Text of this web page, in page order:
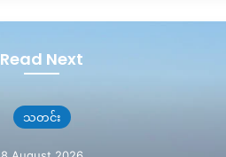
Read Next